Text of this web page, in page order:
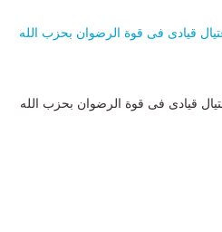
قيادى فى قوة الرضوان بحزب الله